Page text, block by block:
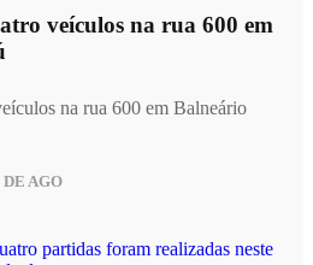
veículos na rua 600 em
na rua 600 em Balneário
DE AGO